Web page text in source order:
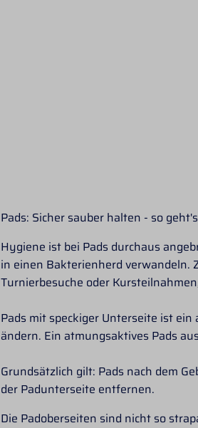
Pads: Sicher sauber halten - so geht's
Hygiene ist bei Pads durchaus
in einen Bakterienherd verwandeln.
Turnierbesuche oder
Pads mit speckiger Unterseite ist
ändern. Ein atmungsaktives Pads
Grundsätzlich gilt: Pads nach dem
der Padunterseite entfernen.
Die Padoberseiten sind nicht so